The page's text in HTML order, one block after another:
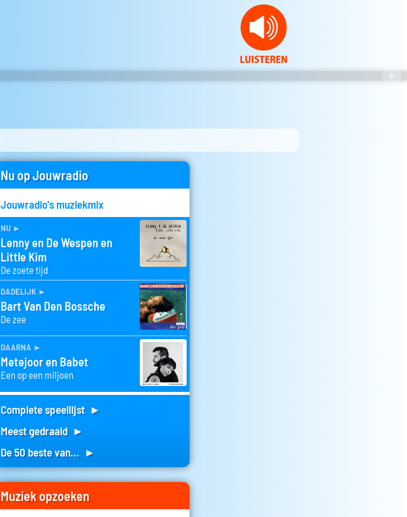
Nu op Jouwradio
Jouwradio's muziekmix
nu ►
Lenny en De Wespen en
Little Kim
De zoete tijd
dadelijk ►
Bart Van Den Bossche
De zee
daarna ►
Metejoor en Babet
Een op een miljoen
Complete speellijst ►
Meest gedraaid ►
De 50 beste van... ►
Muziek opzoeken